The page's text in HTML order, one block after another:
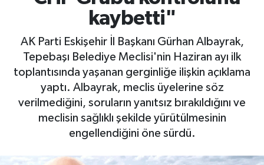
kaybetti"
AK Parti Eskişehir İl Başkanı Gürhan Albayrak,
Tepebaşı Belediye Meclisi'nin Haziran ayı ilk
toplantısında yaşanan gerginliğe ilişkin açıklama
yaptı. Albayrak, meclis üyelerine söz
verilmediğini, soruların yanıtsız bırakıldığını ve
meclisin sağlıklı şekilde yürütülmesinin
engellendiğini öne sürdü.
Eğitim
Sağlık
Yaşam
Resmi ilanlar
Tüm Manşetler
Son Dakika Haberleri
Haber Arşivi